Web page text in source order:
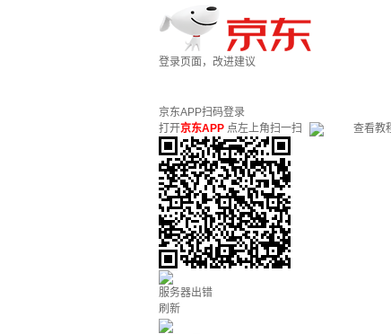
登录页面，改进建议
京东APP扫码登录
打开京东APP 点左上角扫一扫 查看教
服务器出错
刷新